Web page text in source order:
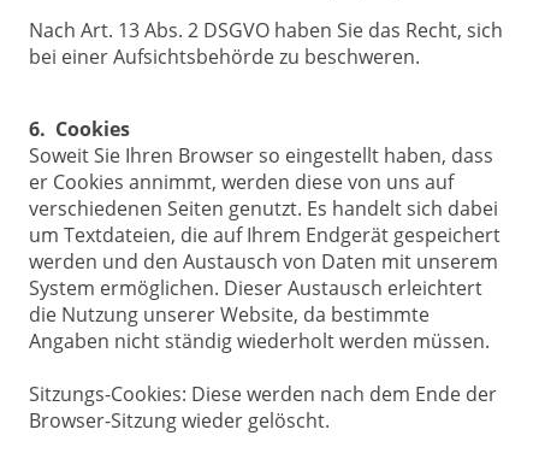
Nach Art. 13 Abs. 2 DSGVO haben Sie das Recht, sich
bei einer Aufsichtsbehörde zu beschweren.
6. Cookies
Soweit Sie Ihren Browser so eingestellt haben, dass
er Cookies annimmt, werden diese von uns auf
verschiedenen Seiten genutzt. Es handelt sich dabei
um Textdateien, die auf Ihrem Endgerät gespeichert
werden und den Austausch von Daten mit unserem
System ermöglichen. Dieser Austausch erleichtert
die Nutzung unserer Website, da bestimmte
Angaben nicht ständig wiederholt werden müssen.
Sitzungs-Cookies: Diese werden nach dem Ende der
Browser-Sitzung wieder gelöscht.